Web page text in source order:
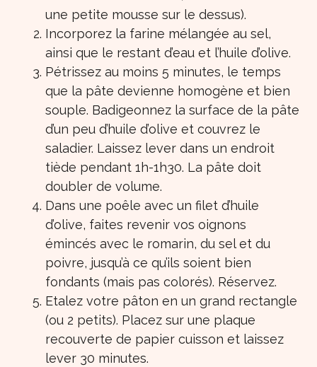
une petite mousse sur le dessus).
Incorporez la farine mélangée au sel,
ainsi que le restant d’eau et l’huile d’olive.
Pétrissez au moins 5 minutes, le temps
que la pâte devienne homogène et bien
souple. Badigeonnez la surface de la pâte
d’un peu d’huile d’olive et couvrez le
saladier. Laissez lever dans un endroit
tiède pendant 1h-1h30. La pâte doit
doubler de volume.
Dans une poêle avec un filet d’huile
d’olive, faites revenir vos oignons
émincés avec le romarin, du sel et du
poivre, jusqu’à ce qu’ils soient bien
fondants (mais pas colorés). Réservez.
Etalez votre pâton en un grand rectangle
(ou 2 petits). Placez sur une plaque
recouverte de papier cuisson et laissez
lever 30 minutes.